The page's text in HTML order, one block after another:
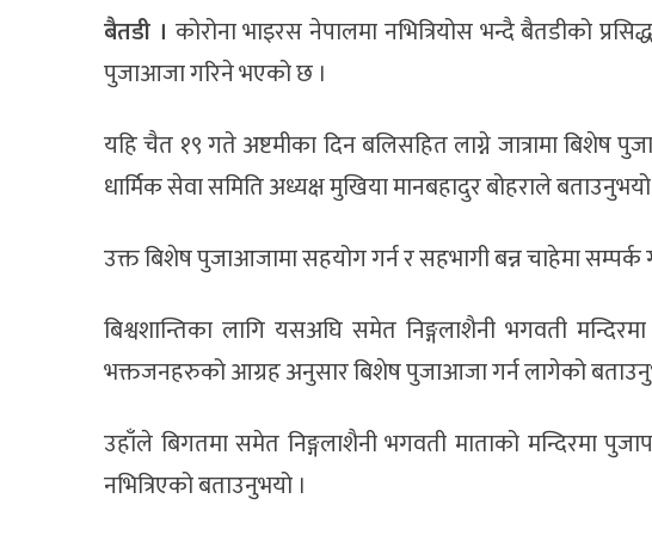
बैतडी । कोरोना भाइरस नेपालमा नभित्रियोस भन्दै बैतडीको
पुजाआजा गरिने भएको छ ।
यहि चैत १९ गते अष्टमीका दिन बलिसहित लाग्ने जात्रामा बिशेष
धार्मिक सेवा समिति अध्यक्ष मुखिया मानबहादुर बोहराले
उक्त बिशेष पुजाआजामा सहयोग गर्न र सहभागी बन्न चाहेमा सम्पर्क
बिश्वशान्तिका लागि यसअघि समेत निङ्गलाशैनी भगवती
भक्तजनहरुको आग्रह अनुसार बिशेष पुजाआजा गर्न लागेको
उहाँले बिगतमा समेत निङ्गलाशैनी भगवती माताको मन्दिरमा
नभित्रिएको बताउनुभयो ।